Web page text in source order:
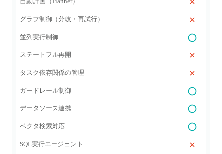
グラフ制御（分岐・再試行）
並列実行制御
ステートフル再開
タスク依存関係の管理
ガードレール制御
データソース連携
ベクタ検索対応
SQL実行エージェント